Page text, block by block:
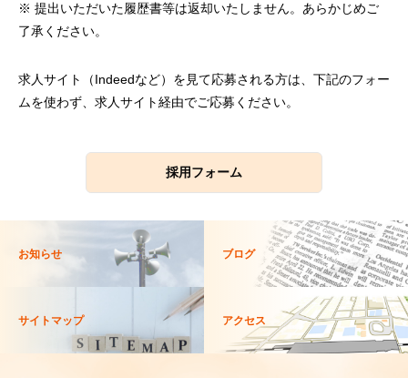
※ 提出いただいた履歴書等は返却いたしません。あらかじめご
了承ください。
求人サイト（Indeedなど）を見て応募される方は、下記のフォー
ムを使わず、求人サイト経由でご応募ください。
採用フォーム
お知らせ ブログ
サイトマップ アクセス